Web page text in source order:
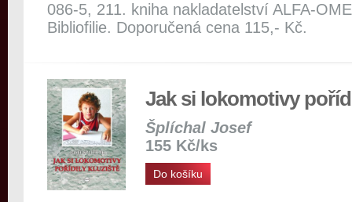
086-5, 211. kniha nakladatelství ALFA-
Bibliofilie. Doporučená cena 115,- Kč.
Jak si lokomotivy
Šplíchal Josef
155 Kč/ks
Do košíku